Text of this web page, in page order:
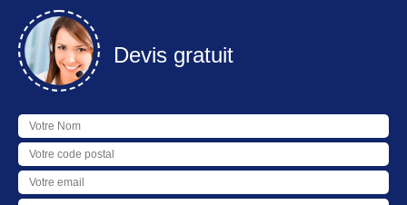
Devis gratuit